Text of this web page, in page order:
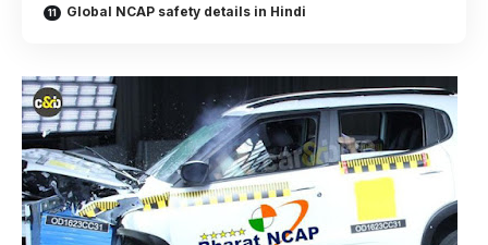
Global NCAP safety details in Hindi